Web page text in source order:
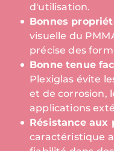
d'utilisation.
Bonnes
visuelle du
précise des
Bonne tenue
Plexiglas évite
et de corrosion,
applications
Résistance aux
caractéristique